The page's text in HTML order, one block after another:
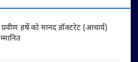
हर्षे को मानद डॉक्टरेट (आचार्य)